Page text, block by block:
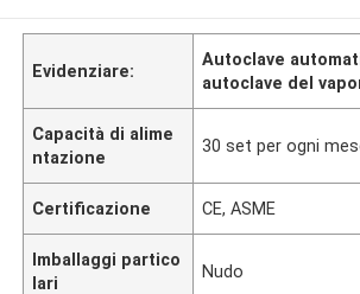
Evidenziare:
Autoclave
autoclave del
Capacità di alime
ntazione
30 set per ogni
Certificazione CE, ASME
Imballaggi partico
lari
Nudo